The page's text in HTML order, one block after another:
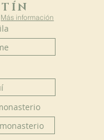
Más información